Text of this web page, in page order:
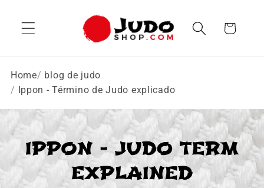
al contenido
Carrito
Home
blog de judo
Ippon - Término de Judo explicado